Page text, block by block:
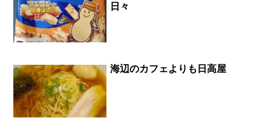
日々
海辺のカフェよりも日高屋